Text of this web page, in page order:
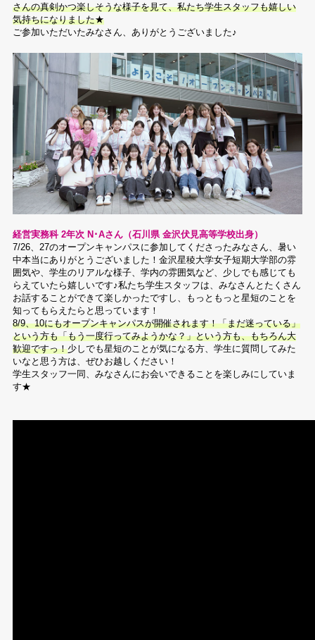
さんの真剣かつ楽しそうな様子を見て、私たち学生スタッフも嬉しい
気持ちになりました★
ご参加いただいたみなさん、ありがとうございました♪
経営実務科 2年次 N･Aさん（石川県 金沢伏見高等学校出身）
7/26、27のオープンキャンパスに参加してくださったみなさん、暑い
中本当にありがとうございました！金沢星稜大学女子短期大学部の雰
囲気や、学生のリアルな様子、学内の雰囲気など、少しでも感じても
らえていたら嬉しいです♪私たち学生スタッフは、みなさんとたくさん
お話することができて楽しかったですし、もっともっと星短のことを
知ってもらえたらと思っています！
8/9、10にもオープンキャンパスが開催されます！「まだ迷っている」
という方も「もう一度行ってみようかな？」という方も、もちろん大
歓迎ですっ！少しでも星短のことが気になる方、学生に質問してみた
いなと思う方は、ぜひお越しください！
学生スタッフ一同、みなさんにお会いできることを楽しみにしていま
す★